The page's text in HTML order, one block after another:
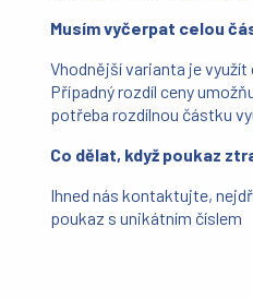
Musím vyčerpat celou
Vhodnější varianta je
Případný rozdíl ceny
potřeba rozdílnou částku
Co dělat, když poukaz
Ihned nás kontaktujte,
poukaz s unikátním číslem